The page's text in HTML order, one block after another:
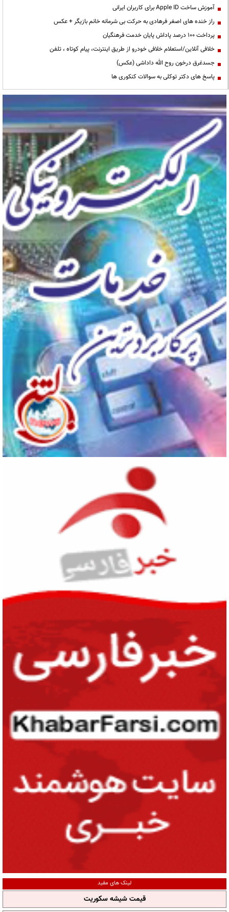
آموزش ساخت Apple ID برای کاربران ایرانی
راز خنده های اصغر فرهادی به حرکت بی شرمانه خانم بازیگر + عکس
پرداخت ۱۰۰ درصد پاداش پایان خدمت فرهنگیان
خلافی آنلاین/استعلام خلافی خودرو از طریق اینترنت، پیام کوتاه ، تلفن
جسدغرق درخون روح الله داداشی (عکس)
پاسخ های دکتر توکلی به سوالات کنکوری ها
لینک های مفید
قیمت شیشه سکوریت